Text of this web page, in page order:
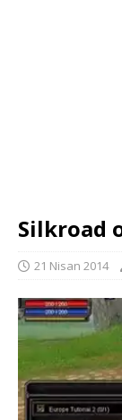
Silkroad
21 Nisan 2014